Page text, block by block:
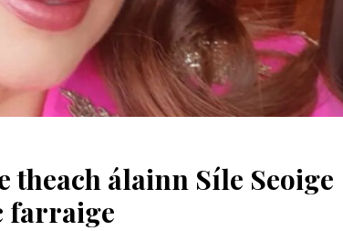
álainn Síle Seoige
farraige